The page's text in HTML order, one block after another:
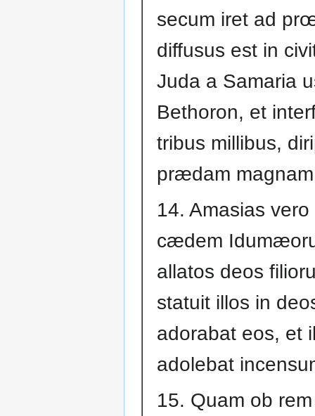
secum iret ad
diffusus est in
Juda a Samaria
Bethoron, et
tribus millibus,
prædam
14. Amasias
cædem
allatos deos
statuit illos in
adorabat eos, et
adolebat
15. Quam ob